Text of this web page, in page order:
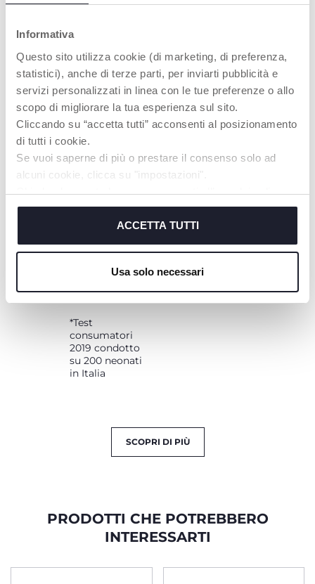
Informativa
Questo sito utilizza cookie (di marketing, di preferenza,
statistici), anche di terze parti, per inviarti pubblicità e
servizi personalizzati in linea con le tue preferenze o allo
scopo di migliorare la tua esperienza sul sito.
Cliccando su “accetta tutti” acconsenti al posizionamento
di tutti i cookie.
Se vuoi saperne di più o prestare il consenso solo ad
alcuni cookie, clicca su "impostazioni".
Chiudendo questo banner acconsenti all’uso dei soli
cookie tecnici, indispensabili per fruire del servizio
ACCETTA TUTTI
Usa solo necessari
di approvazione
consumatori*
Mini Soft è
ideale per i
neonati – 92% di
approvazione
nel test
consumatori*
Mini Soft rende
la suzione più
piacevole – 92%
nel test
consumatori*
e rilassa il mio
di approvazione
*Test
consumatori
2019 condotto
su 200 neonati
in Italia
movimenti naturali
palato e facilita la
respirazione naturale
SCOPRI DI PIÙ
PRODOTTI CHE POTREBBERO
INTERESSARTI